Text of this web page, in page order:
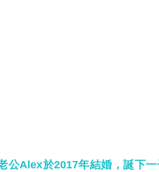
公Alex於2017年結婚，誕下